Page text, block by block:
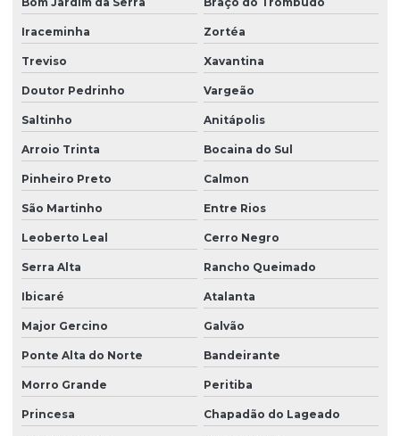
Iraceminha Zortéa
Treviso Xavantina
Doutor Pedrinho Vargeão
Saltinho Anitápolis
Arroio Trinta Bocaina do Sul
Pinheiro Preto Calmon
São Martinho Entre Rios
Leoberto Leal Cerro Negro
Serra Alta Rancho Queimado
Ibicaré Atalanta
Major Gercino Galvão
Ponte Alta do Norte Bandeirante
Morro Grande Peritiba
Princesa Chapadão do Lageado